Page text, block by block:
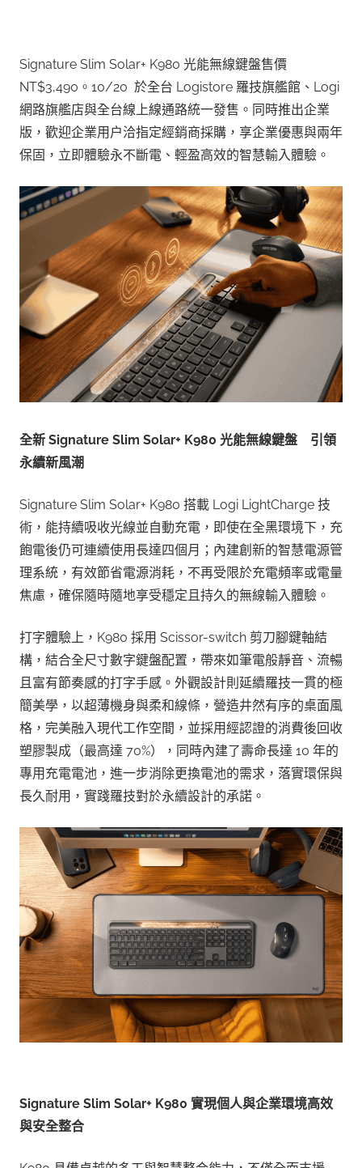
Signature Slim Solar+ K980 光能無線鍵盤售價
NT$3,490。10/20 於全台 Logistore 羅技旗艦館、Logi
網路旗艦店與全台線上線通路統一發售。同時推出企業
版，歡迎企業用户洽指定經銷商採購，享企業優惠與兩年
保固，立即體驗永不斷電、輕盈高效的智慧輸入體驗。
全新 Signature Slim Solar+ K980 光能無線鍵盤 引領
永續新風潮
Signature Slim Solar+ K980 搭載 Logi LightCharge 技
術，能持續吸收光線並自動充電，即使在全黑環境下，充
飽電後仍可連續使用長達四個月；內建創新的智慧電源管
理系統，有效節省電源消耗，不再受限於充電頻率或電量
焦慮，確保隨時隨地享受穩定且持久的無線輸入體驗。
打字體驗上，K980 採用 Scissor-switch 剪刀腳鍵軸結
構，結合全尺寸數字鍵盤配置，帶來如筆電般靜音、流暢
且富有節奏感的打字手感。外觀設計則延續羅技一貫的極
簡美學，以超薄機身與柔和線條，營造井然有序的桌面風
格，完美融入現代工作空間，並採用經認證的消費後回收
塑膠製成（最高達 70%），同時內建了壽命長達 10 年的
專用充電電池，進一步消除更換電池的需求，落實環保與
長久耐用，實踐羅技對於永續設計的承諾。
Signature Slim Solar+ K980 實現個人與企業環境高效
與安全整合